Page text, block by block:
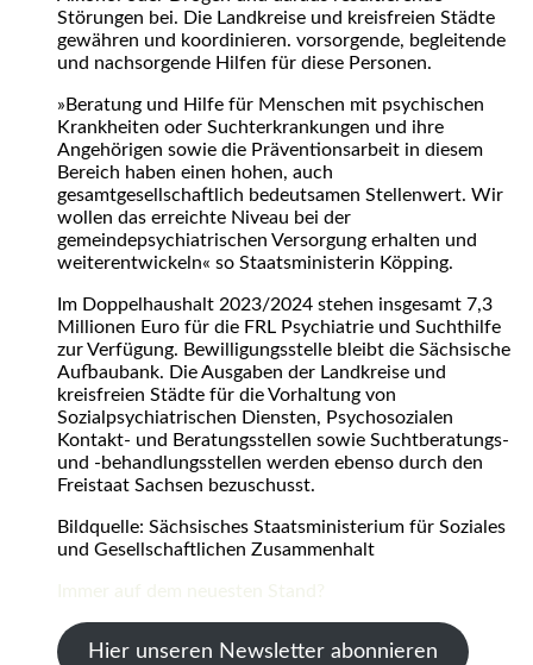
Störungen bei. Die Landkreise und kreisfreien Städte
gewähren und koordinieren. vorsorgende, begleitende
und nachsorgende Hilfen für diese Personen.
»Beratung und Hilfe für Menschen mit psychischen
Krankheiten oder Suchterkrankungen und ihre
Angehörigen sowie die Präventionsarbeit in diesem
Bereich haben einen hohen, auch
gesamtgesellschaftlich bedeutsamen Stellenwert. Wir
wollen das erreichte Niveau bei der
gemeindepsychiatrischen Versorgung erhalten und
weiterentwickeln« so Staatsministerin Köpping.
Im Doppelhaushalt 2023/2024 stehen insgesamt 7,3
Millionen Euro für die FRL Psychiatrie und Suchthilfe
zur Verfügung. Bewilligungsstelle bleibt die Sächsische
Aufbaubank. Die Ausgaben der Landkreise und
kreisfreien Städte für die Vorhaltung von
Sozialpsychiatrischen Diensten, Psychosozialen
Kontakt- und Beratungsstellen sowie Suchtberatungs-
und -behandlungsstellen werden ebenso durch den
Freistaat Sachsen bezuschusst.
Bildquelle: Sächsisches Staatsministerium für Soziales
und Gesellschaftlichen Zusammenhalt
Hier unseren Newsletter abonnieren